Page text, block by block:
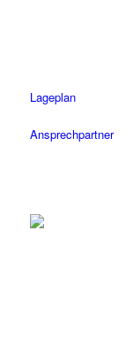
Lageplan
Ansprechpartner